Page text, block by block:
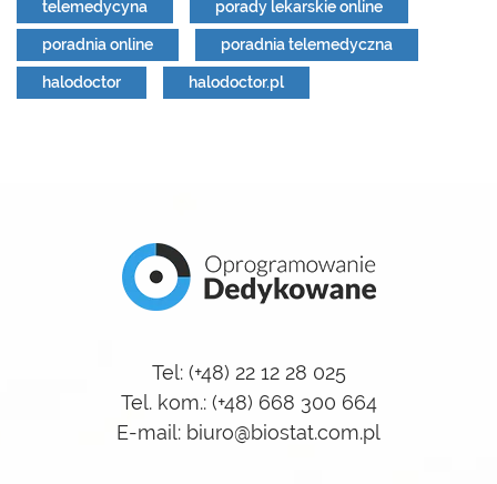
telemedycyna porady lekarskie online
poradnia online poradnia telemedyczna
halodoctor halodoctor.pl
Tel: (+48) 22 12 28 025
Tel. kom.: (+48) 668 300 664
E-mail: biuro@biostat.com.pl